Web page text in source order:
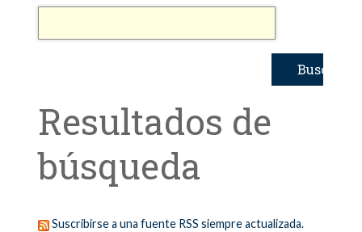
Resultados de
búsqueda
Suscribirse a una fuente RSS siempre actualizada.